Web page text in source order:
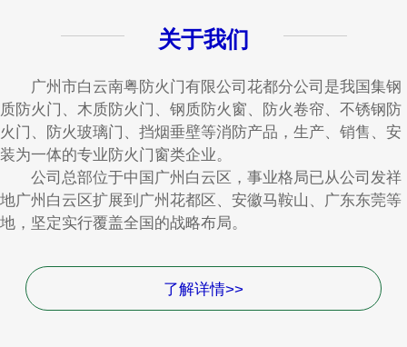
关于我们
广州市白云南粤防火门有限公司花都分公司是我国集钢
质防火门、木质防火门、钢质防火窗、防火卷帘、不锈钢防
火门、防火玻璃门、挡烟垂壁等消防产品，生产、销售、安
装为一体的专业防火门窗类企业。
公司总部位于中国广州白云区，事业格局已从公司发祥
地广州白云区扩展到广州花都区、安徽马鞍山、广东东莞等
地，坚定实行覆盖全国的战略布局。
了解详情>>